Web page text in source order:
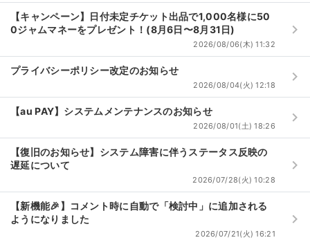
イベント
スポーツ
演劇・ミュージカル
ご利用ガイド
手数料・お支払い方法
AIに質問する
よくある質問
【キャンペーン】日付未定チケット出品で1,000名様に50
0ジャムマネーをプレゼント！(8月6日〜8月31日)
2026/08/06(木) 11:32
keyboard_arrow_right
プライバシーポリシー改定のお知らせ
2026/08/04(火) 12:18 keyboard_arrow_right
【au PAY】システムメンテナンスのお知らせ
2026/08/01(土) 18:26 keyboard_arrow_right
【復旧のお知らせ】システム障害に伴うステータス反映の
遅延について
2026/07/28(火) 10:28
keyboard_arrow_right
【新機能🎉】コメント時に自動で「検討中」に追加される
ようになりました
2026/07/21(火) 16:21
keyboard_arrow_right